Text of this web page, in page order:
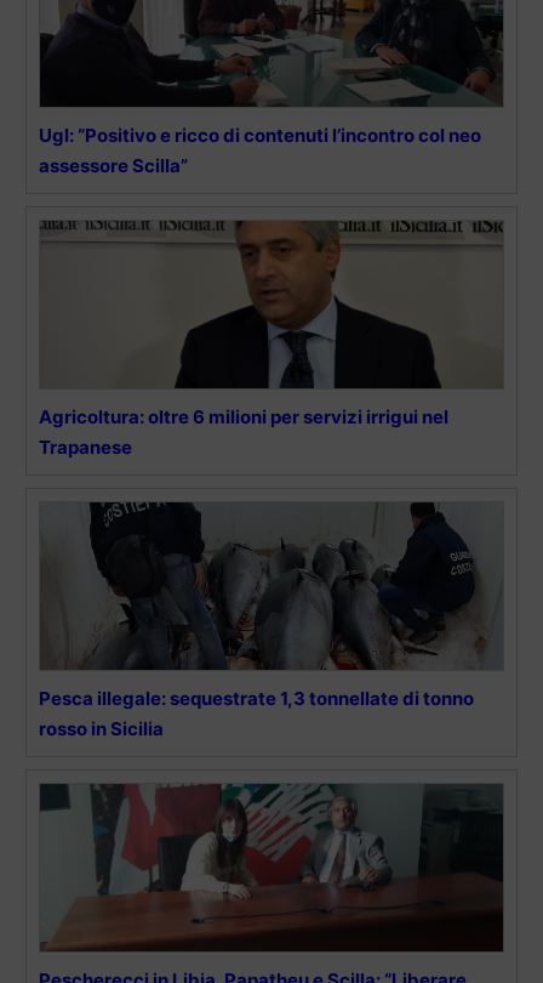
Ugl: “Positivo e ricco di contenuti l’incontro col neo
assessore Scilla”
Agricoltura: oltre 6 milioni per servizi irrigui nel
Trapanese
Pesca illegale: sequestrate 1,3 tonnellate di tonno
rosso in Sicilia